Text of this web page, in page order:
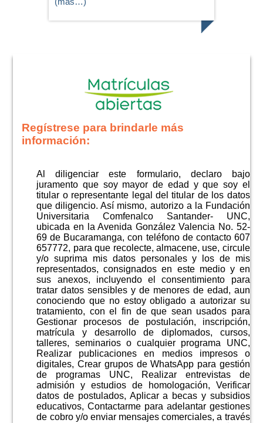
Regístrese para brindarle más
información:
Al diligenciar este formulario, declaro bajo
juramento que soy mayor de edad y que soy el
titular o representante legal del titular de los datos
que diligencio. Así mismo, autorizo a la Fundación
Universitaria Comfenalco Santander- UNC,
ubicada en la Avenida González Valencia No. 52-
69 de Bucaramanga, con teléfono de contacto 607
657772, para que recolecte, almacene, use, circule
y/o suprima mis datos personales y los de mis
representados, consignados en este medio y en
sus anexos, incluyendo el consentimiento para
tratar datos sensibles y de menores de edad, aun
conociendo que no estoy obligado a autorizar su
tratamiento, con el fin de que sean usados para
Gestionar procesos de postulación, inscripción,
matrícula y desarrollo de diplomados, cursos,
talleres, seminarios o cualquier programa UNC,
Realizar publicaciones en medios impresos o
digitales, Crear grupos de WhatsApp para gestión
de programas UNC, Realizar entrevistas de
admisión y estudios de homologación, Verificar
datos de postulados, Aplicar a becas y subsidios
educativos, Contactarme para adelantar gestiones
de cobro y/o enviar mensajes comerciales, a través